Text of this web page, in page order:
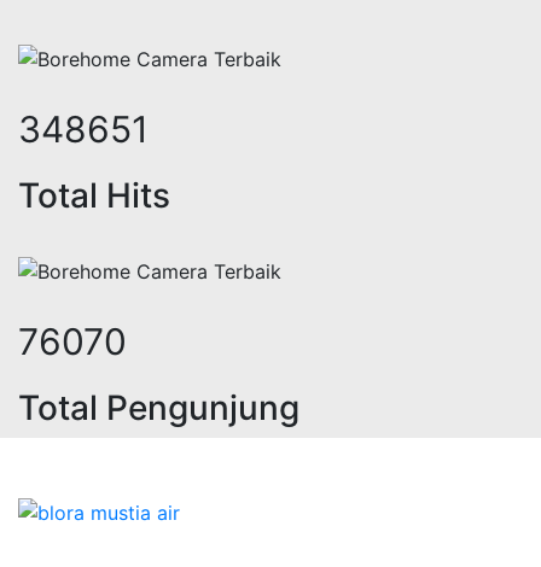
431189
Total Hits
94079
Total Pengunjung